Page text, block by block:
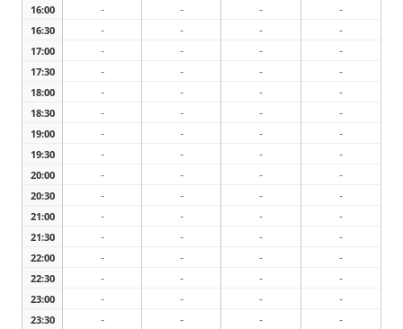
16:00 - - - -
16:30 - - - -
17:00 - - - -
17:30 - - - -
18:00 - - - -
18:30 - - - -
19:00 - - - -
19:30 - - - -
20:00 - - - -
20:30 - - - -
21:00 - - - -
21:30 - - - -
22:00 - - - -
22:30 - - - -
23:00 - - - -
23:30 - - - -